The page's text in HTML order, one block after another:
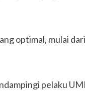
optimal, mulai
pelaku